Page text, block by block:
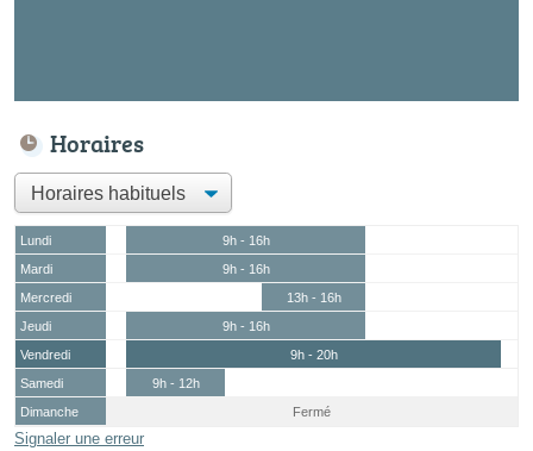
Horaires
Lundi
9h - 16h
Mardi
9h - 16h
Mercredi
13h - 16h
Jeudi
9h - 16h
Vendredi
9h - 20h
Samedi
9h - 12h
Dimanche
Fermé
Signaler une erreur